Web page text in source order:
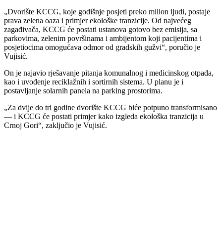
„Dvorište KCCG, koje godišnje posjeti preko milion ljudi, postaje
prava zelena oaza i primjer ekološke tranzicije. Od najvećeg
zagađivača, KCCG će postati ustanova gotovo bez emisija, sa
parkovima, zelenim površinama i ambijentom koji pacijentima i
posjetiocima omogućava odmor od gradskih gužvi“, poručio je
Vujisić.
On je najavio rješavanje pitanja komunalnog i medicinskog otpada,
kao i uvođenje reciklažnih i sortirnih sistema. U planu je i
postavljanje solarnih panela na parking prostorima.
„Za dvije do tri godine dvorište KCCG biće potpuno transformisano
— i KCCG će postati primjer kako izgleda ekološka tranzicija u
Crnoj Gori“, zaključio je Vujisić.